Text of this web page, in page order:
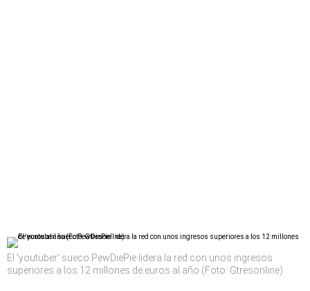
El 'youtuber' sueco PewDiePie lidera la red con unos ingresos
superiores a los 12 millones de euros al año (Foto: Gtresonline)